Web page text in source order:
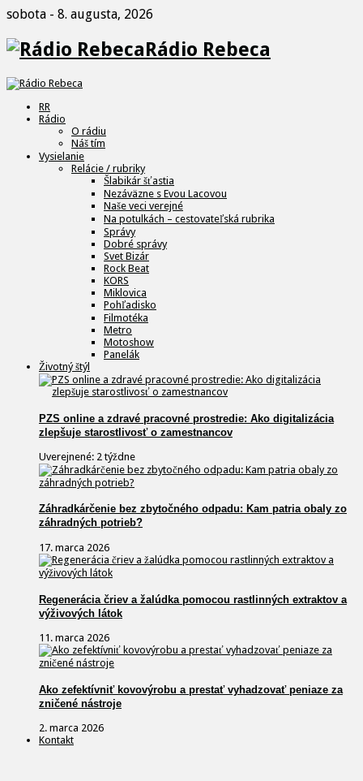
sobota - 8. augusta, 2026
Rádio Rebeca
RR
Rádio
O rádiu
Náš tím
Vysielanie
Relácie / rubriky
Šlabikár šťastia
Nezáväzne s Evou Lacovou
Naše veci verejné
Na potulkách – cestovateľská rubrika
Správy
Dobré správy
Svet Bizár
Rock Beat
KORS
Miklovica
Pohľadisko
Filmotéka
Metro
Motoshow
Panelák
Životný štýl
PZS online a zdravé pracovné prostredie: Ako digitalizácia
zlepšuje starostlivosť o zamestnancov
Uverejnené: 2 týždne
Záhradkárčenie bez zbytočného odpadu: Kam patria obaly zo
záhradných potrieb?
17. marca 2026
Regenerácia čriev a žalúdka pomocou rastlinných extraktov a
výživových látok
11. marca 2026
Ako zefektívniť kovovýrobu a prestať vyhadzovať peniaze za
zničené nástroje
2. marca 2026
Kontakt